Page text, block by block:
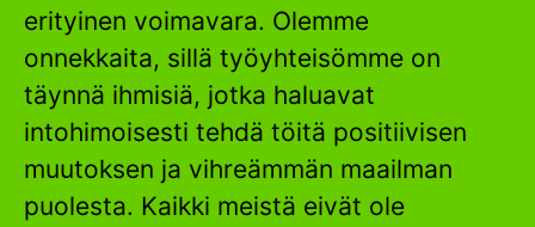
erityinen voimavara. Olemme
onnekkaita, sillä työyhteisömme on
täynnä ihmisiä, jotka haluavat
intohimoisesti tehdä töitä positiivisen
muutoksen ja vihreämmän maailman
puolesta. Kaikki meistä eivät ole